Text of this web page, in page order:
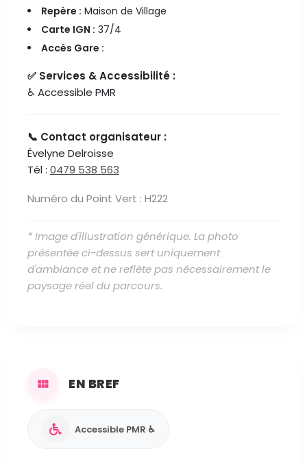
Repère : Maison de Village
Carte IGN : 37/4
Accès Gare :
✅ Services & Accessibilité :
♿ Accessible PMR
📞 Contact organisateur :
Évelyne Delroisse
Tél : 0479 538 563
Numéro du Point Vert : H222
* Image d'illustration générique. La photo
présentée ci-dessus sert uniquement
d'ambiance et ne reflète pas nécessairement le
paysage réel du parcours.
EN BREF
Accessible PMR ♿